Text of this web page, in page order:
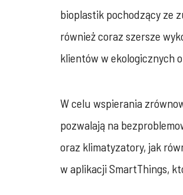
bioplastik pochodzący ze
również coraz szersze
klientów w ekologicznych
W celu wspierania
pozwalają na
oraz klimatyzatory, jak
w aplikacji SmartThings,